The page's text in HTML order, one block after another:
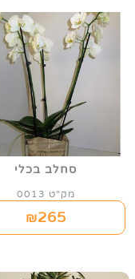
סחלב בכלי
מק"ט 0013
₪265